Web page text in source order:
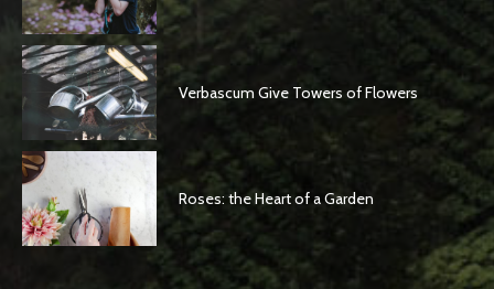
Verbascum Give Towers of Flowers
Roses: the Heart of a Garden